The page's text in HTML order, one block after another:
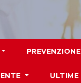
PREVENZIONE